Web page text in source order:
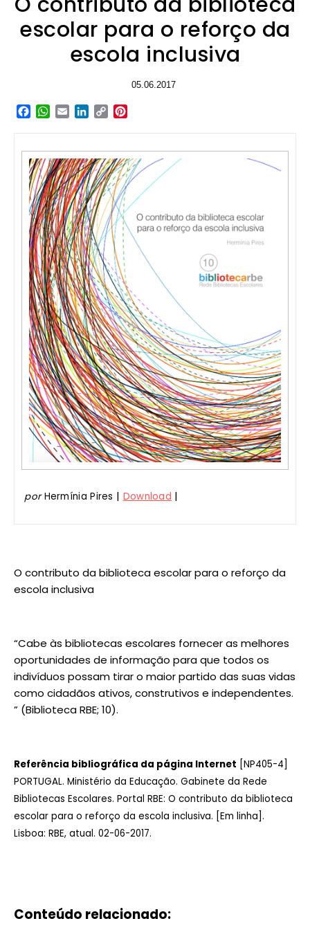
escolar para o reforço da
escola inclusiva
05.06.2017
Facebook
WhatsApp
EmailLinkedIn
Copy
porHermínia Pires | Download |
O contributo da biblioteca escolar para o reforço da
escola inclusiva
“Cabe às bibliotecas escolares fornecer as melhores
oportunidades de informação para que todos os
indivíduos possam tirar o maior partido das suas vidas
como cidadãos ativos, construtivos e independentes.
” (Biblioteca RBE; 10).
Referência bibliográfica da página Internet [NP405-4]
PORTUGAL. Ministério da Educação. Gabinete da Rede
Bibliotecas Escolares. Portal RBE: O contributo da biblioteca
escolar para o reforço da escola inclusiva. [Em linha].
Lisboa: RBE, atual. 02-06-2017.
Conteúdo relacionado: